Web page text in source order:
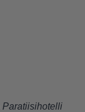
Paratiisihotelli